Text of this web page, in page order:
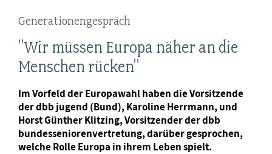
Generationengespräch
"Wir müssen Europa näher an die
Menschen rücken"
Im Vorfeld der Europawahl haben die Vorsitzende
der dbb jugend (Bund), Karoline Herrmann, und
Horst Günther Klitzing, Vorsitzender der dbb
bundesseniorenvertretung, darüber gesprochen,
welche Rolle Europa in ihrem Leben spielt.